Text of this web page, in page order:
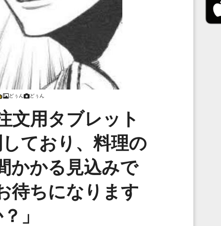
どぅん どぅん
文用タブレット
ており、料理の
かかる見込みで
待ちになります
」